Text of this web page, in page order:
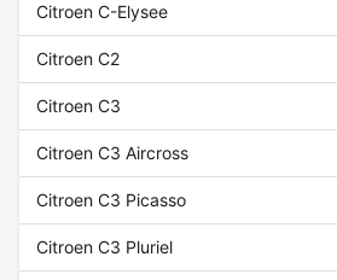
Citroen C-Elysee
Citroen C2
Citroen C3
Citroen C3 Aircross
Citroen C3 Picasso
Citroen C3 Pluriel